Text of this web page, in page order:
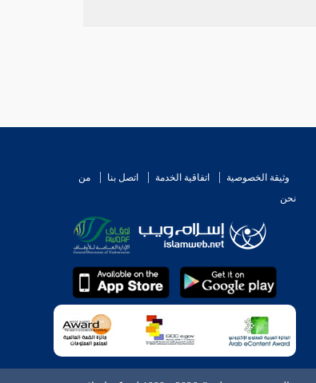
وثيقة الخصوصية اتفاقية الخدمة اتصل بنا
من
نحن